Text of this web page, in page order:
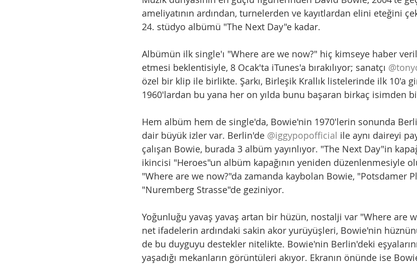
ameliyatının ardından, turnelerden ve kayıtlardan elini eteğini
24. stüdyo albümü "The Next Day"e kadar.
Albümün ilk single'ı "Where are we now?" hiç kimseye haber
etmesi beklentisiyle, 8 Ocak'ta iTunes'a bırakılıyor; sanatçı
özel bir klip ile birlikte. Şarkı, Birleşik Krallık listelerinde ilk 10'a
1960'lardan bu yana her on yılda bunu başaran birkaç isimden
Hem albüm hem de single'da, Bowie'nin 1970'lerin sonunda
dair büyük izler var. Berlin'de @iggypopofficial ile aynı daireyi
çalışan Bowie, burada 3 albüm yayınlıyor. "The Next Day"in
ikincisi "Heroes"un albüm kapağının yeniden düzenlenmesiyle
"Where are we now?"da zamanda kaybolan Bowie, "Potsdamer
"Nuremberg Strasse"de geziniyor.
Yoğunluğu yavaş yavaş artan bir hüzün, nostalji var "Where are
net ifadelerin ardındaki sakin akor yurüyüşleri, Bowie'nin
de bu duyguyu destekler nitelikte. Bowie'nin Berlin'deki
yaşadığı mekanların görüntüleri akıyor. Ekranın önünde ise